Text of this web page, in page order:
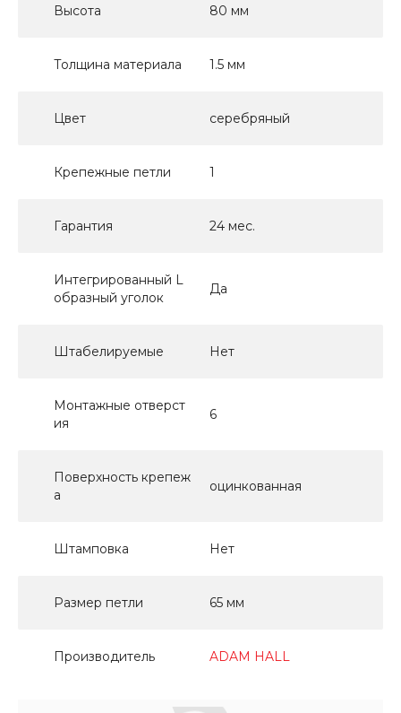
Высота 80 мм
Толщина материала 1.5 мм
Цвет серебряный
Крепежные петли 1
Гарантия 24 мес.
Интегрированный L
образный уголок
Да
Штабелируемые Нет
Монтажные отверст
ия
6
Поверхность крепеж
а
оцинкованная
Штамповка Нет
Размер петли 65 мм
Производитель ADAM HALL